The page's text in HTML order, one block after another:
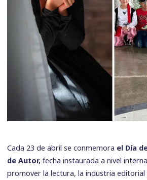
Cada 23 de abril se conmemora el Día
de Autor, fecha instaurada a nivel
promover la lectura, la industria editorial